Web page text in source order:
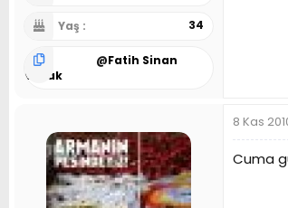
Yaş 34
@Fatih Sinan
Durak
8 Kas
Cuma